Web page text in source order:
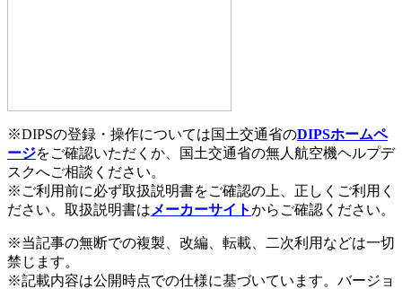
※DIPSの登録・操作については国土交通省のDIPSホームペ
ージをご確認いただくか、国土交通省の無人航空機ヘルプデ
スクへご相談ください。
※ご利用前に必ず取扱説明書をご確認の上、正しくご利用く
ださい。取扱説明書は メーカーサイトからご確認ください。
※当記事の無断での複製、改編、転載、二次利用などは一切
禁じます。
※記載内容は公開時点での仕様に基づいています。バージョ